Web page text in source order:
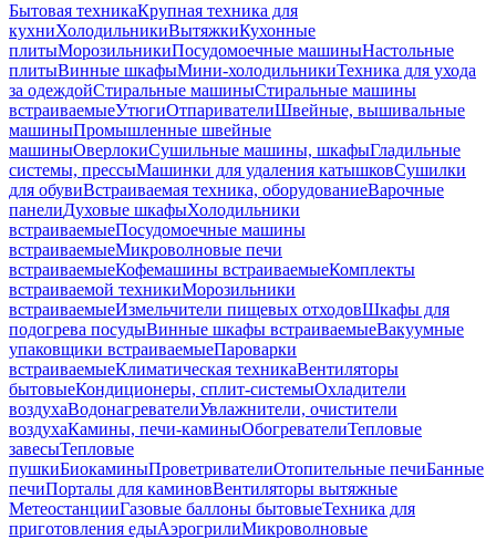
Бытовая техникаКрупная техника для
кухниХолодильникиВытяжкиКухонные
плитыМорозильникиПосудомоечные машиныНастольные
плитыВинные шкафыМини-холодильникиТехника для ухода
за одеждойСтиральные машиныСтиральные машины
встраиваемыеУтюгиОтпаривателиШвейные, вышивальные
машиныПромышленные швейные
машиныОверлокиСушильные машины, шкафыГладильные
системы, прессыМашинки для удаления катышковСушилки
для обувиВстраиваемая техника, оборудованиеВарочные
панелиДуховые шкафыХолодильники
встраиваемыеПосудомоечные машины
встраиваемыеМикроволновые печи
встраиваемыеКофемашины встраиваемыеКомплекты
встраиваемой техникиМорозильники
встраиваемыеИзмельчители пищевых отходовШкафы для
подогрева посудыВинные шкафы встраиваемыеВакуумные
упаковщики встраиваемыеПароварки
встраиваемыеКлиматическая техникаВентиляторы
бытовыеКондиционеры, сплит-системыОхладители
воздухаВодонагревателиУвлажнители, очистители
воздухаКамины, печи-каминыОбогревателиТепловые
завесыТепловые
пушкиБиокаминыПроветривателиОтопительные печиБанные
печиПорталы для каминовВентиляторы вытяжные
МетеостанцииГазовые баллоны бытовыеТехника для
приготовления едыАэрогрилиМикроволновые